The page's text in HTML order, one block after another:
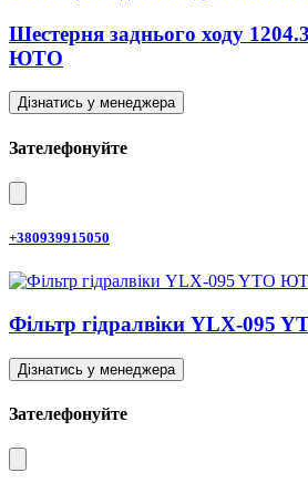
Шестерня заднього ходу
ЮТО
Дізнатись у менеджера
Зателефонуйте
+380939915050
Фільтр гідралвіки YLX-095
Дізнатись у менеджера
Зателефонуйте